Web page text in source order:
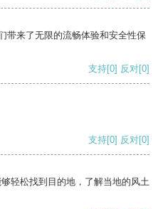
带来了无限的流畅体验和安全性保
支持[0] 反对[0]
支持[0] 反对[0]
轻松找到目的地，了解当地的风土